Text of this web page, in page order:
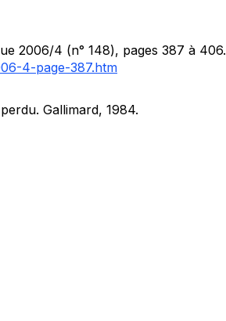
2006/4 (n° 148), pages 387 à 406.
4-page-387.htm
. Gallimard, 1984.